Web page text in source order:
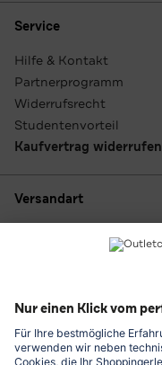
Service
Hilfe & Kontakt
Partnerprogramm
Widerrufsrecht
Studentenvorteil
Kaufvertrag widerrufen
Versandart